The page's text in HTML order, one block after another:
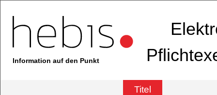
Information auf den Punkt
Titel